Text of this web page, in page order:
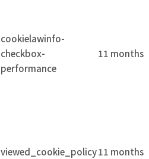
cookielawinfo-
checkbox-
performance
11 months
viewed_cookie_policy11 months